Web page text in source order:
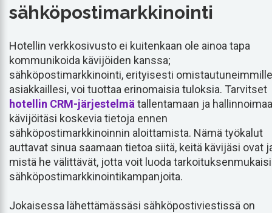
sähköpostimarkkinointi
Hotellin verkkosivusto ei kuitenkaan ole ainoa tapa
kommunikoida kävijöiden kanssa;
sähköpostimarkkinointi, erityisesti omistautuneimmille
asiakkaillesi, voi tuottaa erinomaisia tuloksia. Tarvitset
hotellin CRM-järjestelmä tallentamaan ja
kävijöitäsi koskevia tietoja ennen
sähköpostimarkkinoinnin aloittamista. Nämä työkalut
auttavat sinua saamaan tietoa siitä, keitä kävijäsi ovat
mistä he välittävät, jotta voit luoda
sähköpostimarkkinointikampanjoita.
Jokaisessa lähettämässäsi sähköpostiviestissä on